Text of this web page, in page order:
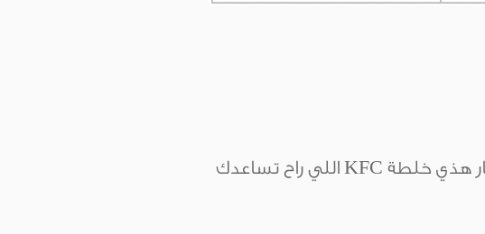
ساعة التطوير راح تكون مستمرة يوميا طوال مدة مذاكرتك.. لانه باختصار هذي خلطة KFC اللي راح تساعدك